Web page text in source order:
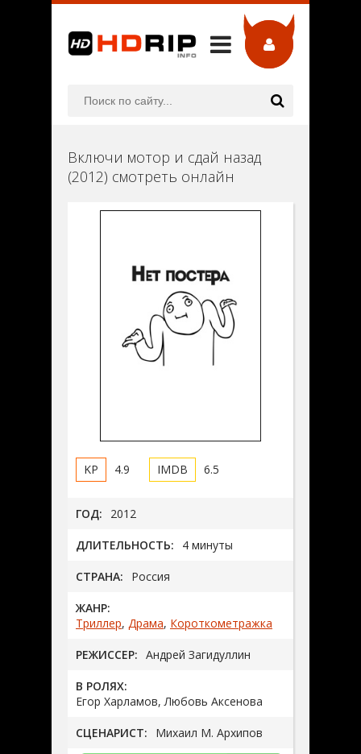
Включи мотор и сдай назад
(2012) смотреть онлайн
4.9 6.5
ГОД: 2012
ДЛИТЕЛЬНОСТЬ: 4 минуты
СТРАНА: Россия
ЖАНР:
Триллер, Драма, Короткометражка
РЕЖИССЕР: Андрей Загидуллин
В РОЛЯХ:
Егор Харламов, Любовь Аксенова
СЦЕНАРИСТ: Михаил М. Архипов